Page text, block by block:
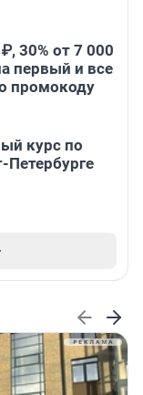
30% от 7 000
первый и все
промокоду
курс по
Петербурге